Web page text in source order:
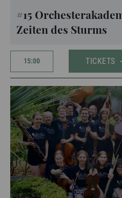
#15
Zeiten des Sturms
15:00 TICKETS